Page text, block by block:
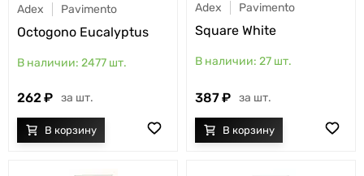
Adex Pavimento
Octogono Eucalyptus
2477 шт.
262 шт.
Adex Pavimento
Square White
27 шт.
387 шт.